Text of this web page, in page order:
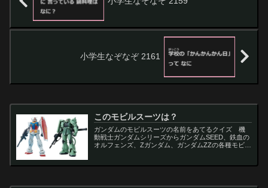
小学生なぞなぞ 2161
このモビルスーツは？
ガンダムのモビルスーツの名前をあてるクイズ 機
動戦士ガンダムシリーズからガンダムSEED、鉄血の
オルフェンズ、Zガンダム、ガンダムZZの各種モビル